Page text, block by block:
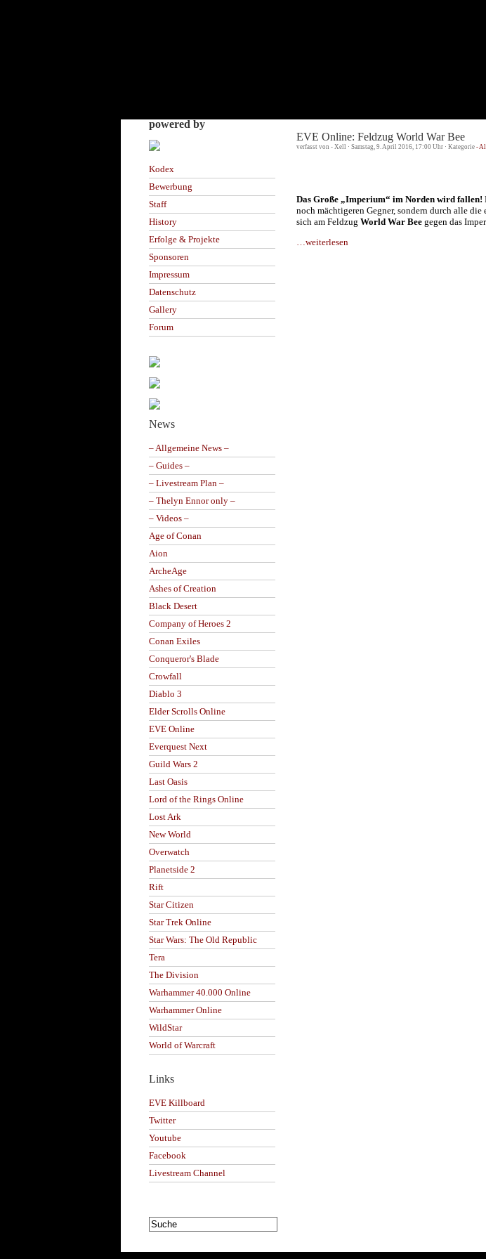
powered by
Kodex
Bewerbung
Staff
History
Erfolge & Projekte
Sponsoren
Impressum
Datenschutz
Gallery
Forum
News
– Allgemeine News –
– Guides –
– Livestream Plan –
– Thelyn Ennor only –
– Videos –
Age of Conan
Aion
ArcheAge
Ashes of Creation
Black Desert
Company of Heroes 2
Conan Exiles
Conqueror's Blade
Crowfall
Diablo 3
Elder Scrolls Online
EVE Online
Everquest Next
Guild Wars 2
Last Oasis
Lord of the Rings Online
Lost Ark
New World
Overwatch
Planetside 2
Rift
Star Citizen
Star Trek Online
Star Wars: The Old Republic
Tera
The Division
Warhammer 40.000 Online
Warhammer Online
WildStar
World of Warcraft
Links
EVE Killboard
Twitter
Youtube
Facebook
Livestream Channel
EVE Online: Feldzug World War Bee
verfasst von - Xell · Samstag, 9. April 2016, 17:00 Uhr · Kategorie -
Das Große „Imperium“ im Norden wird fallen!
noch mächtigeren Gegner, sondern durch alle
sich am Feldzug World War Bee gegen das
…weiterlesen